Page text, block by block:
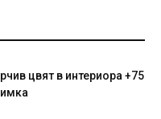
цвят в интериора +75